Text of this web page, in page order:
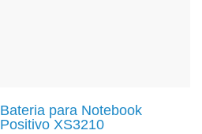
Bateria para Notebook
Positivo XS3210